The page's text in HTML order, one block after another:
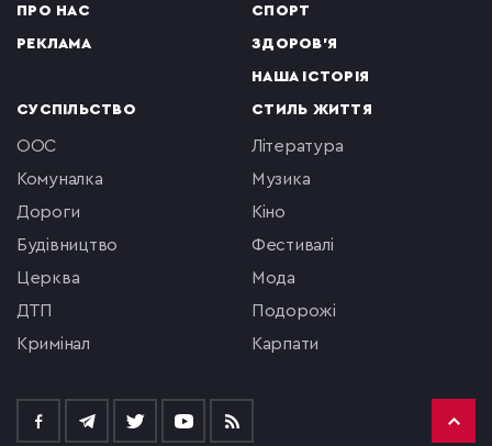
ПРО НАС
РЕКЛАМА
СПОРТ
ЗДОРОВ'Я
НАША ІСТОРІЯ
СУСПІЛЬСТВО
ООС
комуналка
Дороги
будівництво
церква
ДТП
кримінал
СТИЛЬ ЖИТТЯ
література
музика
кіно
фестивалі
мода
подорожі
Карпати